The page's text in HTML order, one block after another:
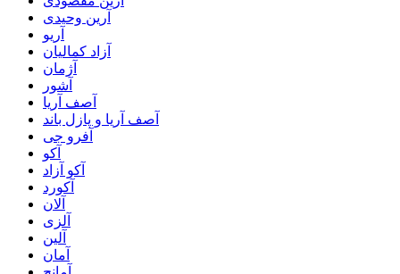
آرین وحیدی
آریو
آزاد کمالیان
آژمان
آشور
آصف آریا
آصف آریا و پازل باند
آفرو جی
آکو
آکو آزاد
آکورد
آلان
آلزی
آلین
آمان